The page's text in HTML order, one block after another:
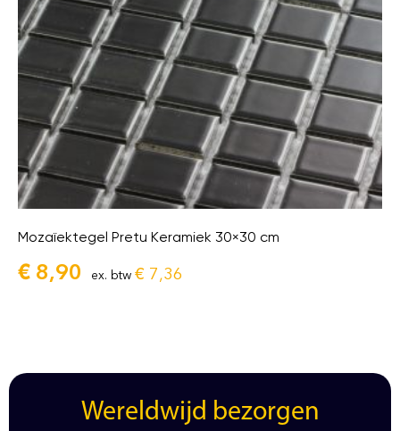
Mozaïektegel Pretu Keramiek 30×30 cm
€ 8,90 ex. btw € 7,36
Wereldwijd bezorgen